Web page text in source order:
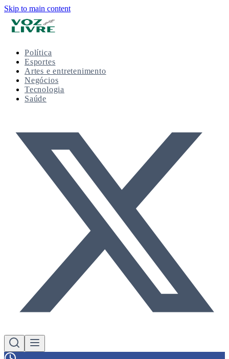
Skip to main content
Política
Esportes
Artes e entretenimento
Negócios
Tecnologia
Saúde